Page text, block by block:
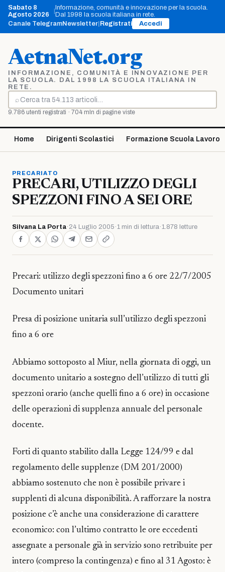
Vai
contenuto
Sabato 8
Agosto 2026
Informazione, comunità e innovazione per la scuola.
Dal 1998 la scuola italiana in rete.
Canale TelegramNewsletter Registrati Accedi
AetnaNet.org
INFORMAZIONE, COMUNITÀ E INNOVAZIONE PER
LA SCUOLA. DAL 1998 LA SCUOLA ITALIANA IN
RETE.
⌕
Cerca
9.786 utenti registrati · 704 mln di pagine viste
Home Dirigenti Scolastici Formazione Scuola Lavoro
PRECARIATO
PRECARI, UTILIZZO DEGLI
SPEZZONI FINO A SEI ORE
Silvana La Porta· 24 Luglio 2005 ·1 min di lettura·1.878 letture
Precari: utilizzo degli spezzoni fino a 6 ore 22/7/2005
Documento unitari
Presa di posizione unitaria sull’utilizzo degli spezzoni
fino a 6 ore
Abbiamo sottoposto al Miur, nella giornata di oggi, un
documento unitario a sostegno dell’utilizzo di tutti gli
spezzoni orario (anche quelli fino a 6 ore) in occasione
delle operazioni di supplenza annuale del personale
docente.
Forti di quanto stabilito dalla Legge 124/99 e dal
regolamento delle supplenze (DM 201/2000)
abbiamo sostenuto che non è possibile privare i
supplenti di alcuna disponibilità. A rafforzare la nostra
posizione c’è anche una considerazione di carattere
economico: con l’ultimo contratto le ore eccedenti
assegnate a personale già in servizio sono retribuite per
intero (compreso la contingenza) e fino al 31 Agosto: è